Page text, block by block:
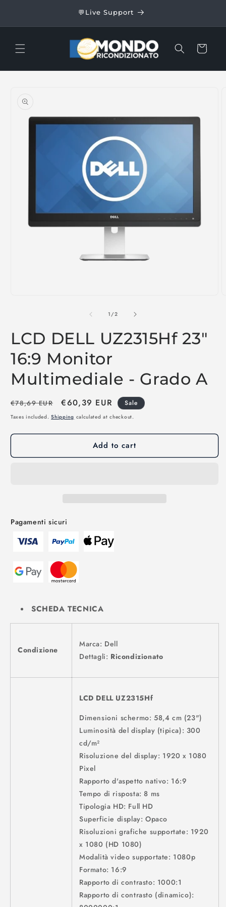
💬Live Support
Cart
information
1/of
2
LCD DELL UZ2315Hf 23"
16:9 Monitor
Multimediale - Grado A
Regular
price
€78,69 EUR
Sale
price
€60,39 EUR Sale
Taxes included.Shipping calculated at checkout.
Add to cart
Pagamenti sicuri
SCHEDA TECNICA
Condizione
Marca: Dell
Dettagli: Ricondizionato
LCD DELL UZ2315Hf
Dimensioni schermo: 58,4 cm (23")
Luminosità del display (tipica): 300
cd/m²
Risoluzione del display: 1920 x 1080
Pixel
Rapporto d'aspetto nativo: 16:9
Tempo di risposta: 8 ms
Tipologia HD: Full HD
Superficie display: Opaco
Risoluzioni grafiche supportate: 1920
x 1080 (HD 1080)
Modalità video supportate: 1080p
Formato: 16:9
Rapporto di contrasto: 1000:1
Rapporto di contrasto (dinamico):